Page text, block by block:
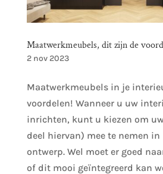
Maatwerkmeubels, dit zijn de
2 nov 2023
Maatwerkmeubels in je
voordelen! Wanneer u uw
inrichten, kunt u kiezen om
deel hiervan) mee te nemen
ontwerp. Wel moet er goed
of dit mooi geïntegreerd kan